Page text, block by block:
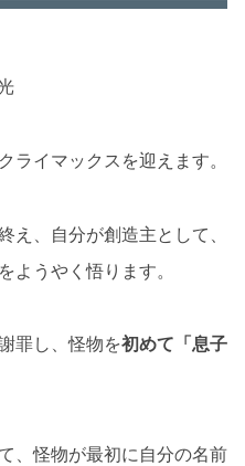
ライマックスを迎えます。
え、自分が創造主として、
ようやく悟ります。
罪し、怪物を初めて「息子
、怪物が最初に自分の名前